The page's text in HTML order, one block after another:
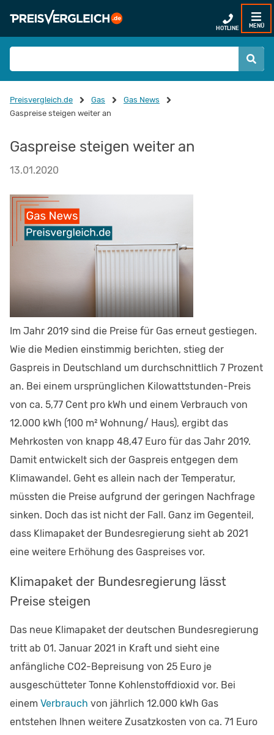
HOTLINE MENÜ
Preisvergleich.de Gas
Gas News
Gaspreise steigen weiter an
Gaspreise steigen weiter an
13.01.2020
Im Jahr 2019 sind die Preise für Gas erneut gestiegen.
Wie die Medien einstimmig berichten, stieg der
Gaspreis in Deutschland um durchschnittlich 7 Prozent
an. Bei einem ursprünglichen Kilowattstunden-Preis
von ca. 5,77 Cent pro kWh und einem Verbrauch von
12.000 kWh (100 m² Wohnung/ Haus), ergibt das
Mehrkosten von knapp 48,47 Euro für das Jahr 2019.
Damit entwickelt sich der Gaspreis entgegen dem
Klimawandel. Geht es allein nach der Temperatur,
müssten die Preise aufgrund der geringen Nachfrage
sinken. Doch das ist nicht der Fall. Ganz im Gegenteil,
dass Klimapaket der Bundesregierung sieht ab 2021
eine weitere Erhöhung des Gaspreises vor.
Klimapaket der Bundesregierung lässt
Preise steigen
Das neue Klimapaket der deutschen Bundesregierung
tritt ab 01. Januar 2021 in Kraft und sieht eine
anfängliche CO2-Bepreisung von 25 Euro je
ausgeschütteter Tonne Kohlenstoffdioxid vor. Bei
einem Verbrauch von jährlich 12.000 kWh Gas
entstehen Ihnen weitere Zusatzkosten von ca. 71 Euro